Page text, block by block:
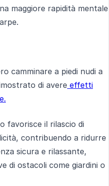
maggiore rapidità mentale
camminare a piedi nudi a
di avere effetti
favorisce il rilascio di
contribuendo a ridurre
sicura e rilassante,
di ostacoli come giardini o